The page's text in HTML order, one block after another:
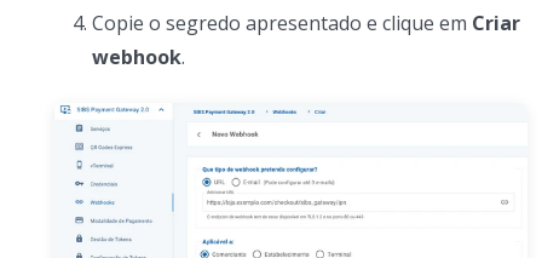
Copie o segredo apresentado e clique em Criar
webhook.